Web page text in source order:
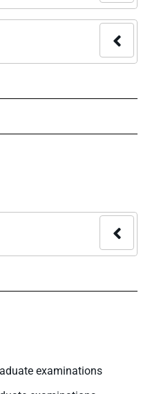
examinations